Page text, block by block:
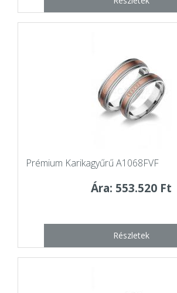
Prémium Karikagyűrű A1068FVF
Ára: 553.520 Ft
Részletek